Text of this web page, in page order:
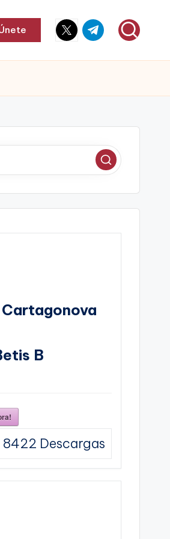
Elemento
del
Elemento
del
B
8422 Descargas